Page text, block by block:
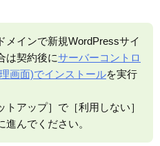
メインで新規WordPressサイ
は契約後にサーバーコントロ
画面)でインストールを実行
トアップ］で［利用しない］
進んでください。